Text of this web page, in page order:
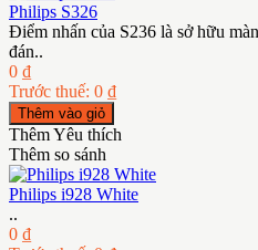
Philips S326
Điểm nhấn của S236 là sở hữu
đán..
0 ₫
Trước thuế: 0 ₫
Thêm Yêu thích
Thêm so sánh
Philips i928 White
..
0 ₫